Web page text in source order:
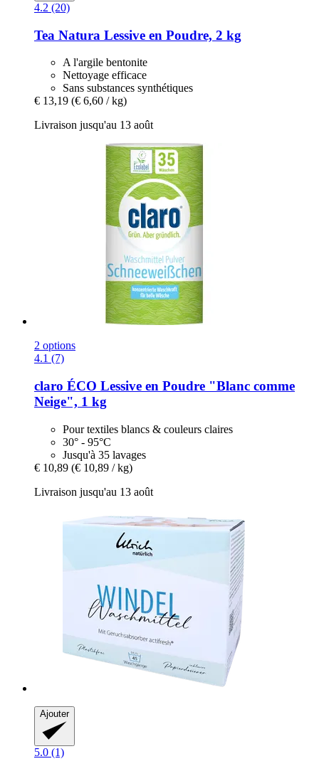
4.2 (20)
Tea Natura Lessive en Poudre, 2 kg
A l'argile bentonite
Nettoyage efficace
Sans substances synthétiques
€ 13,19 (€ 6,60 / kg)
Livraison jusqu'au 13 août
2 options
4.1 (7)
claro ÉCO Lessive en Poudre "Blanc comme
Neige", 1 kg
Pour textiles blancs & couleurs claires
30° - 95°C
Jusqu'à 35 lavages
€ 10,89 (€ 10,89 / kg)
Livraison jusqu'au 13 août
Ajouter
5.0 (1)